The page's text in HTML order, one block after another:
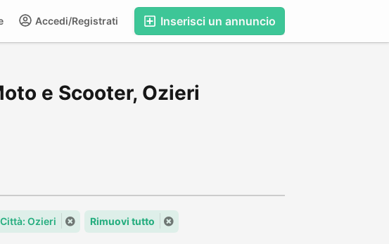
Inserisci un annuncio
Accedi/Registrati
e Scooter, Ozieri
Città: Ozieri Rimuovi tutto